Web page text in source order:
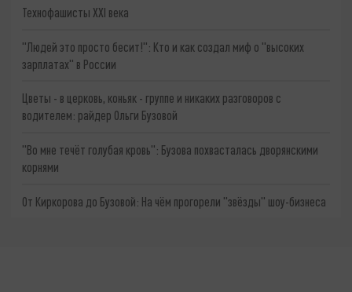
Технофашисты XXI века
"Людей это просто бесит!": Кто и как создал миф о "высоких
зарплатах" в России
Цветы - в церковь, коньяк - группе и никаких разговоров с
водителем: райдер Ольги Бузовой
"Во мне течёт голубая кровь": Бузова похвасталась дворянскими
корнями
От Киркорова до Бузовой: На чём прогорели "звёзды" шоу-бизнеса